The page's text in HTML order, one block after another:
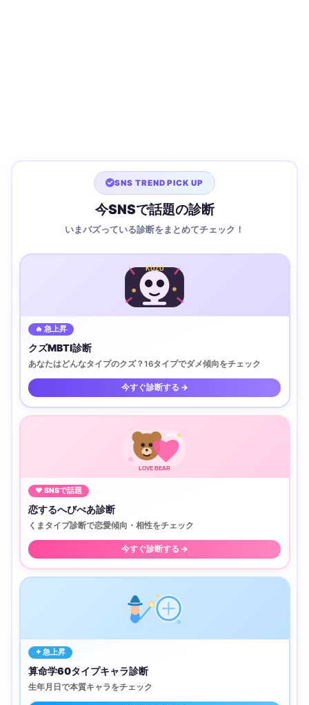
SNS TREND PICK UP
今SNSで話題の診断
いまバズっている診断をまとめてチェック！
KUZU
🔥 急上昇
クズMBTI診断
あなたはどんなタイプのクズ？16タイプでダメ傾向をチェック
今すぐ診断する →
LOVE BEAR
♥ SNSで話題
恋するへびべあ診断
くまタイプ診断で恋愛傾向・相性をチェック
今すぐ診断する →
✦ 急上昇
算命学60タイプキャラ診断
生年月日で本質キャラをチェック